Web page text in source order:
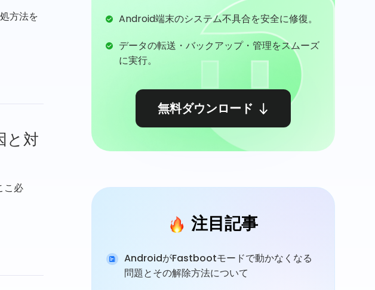
Android端末のシステム不具合を安全に修復。
データの転送・バックアップ・管理をスムーズ
に実行。
無料ダウンロード
注目記事
AndroidがFastbootモードで動かなくなる
問題とその解除方法について
方法を
と対
こ必